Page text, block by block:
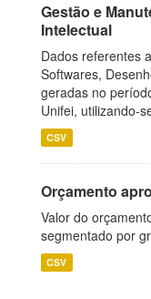
Gestão e
Intelectual
Dados referentes
Softwares,
geradas no
Unifei, utilizando-
CSV
Orçamento
Valor do
segmentado por
CSV